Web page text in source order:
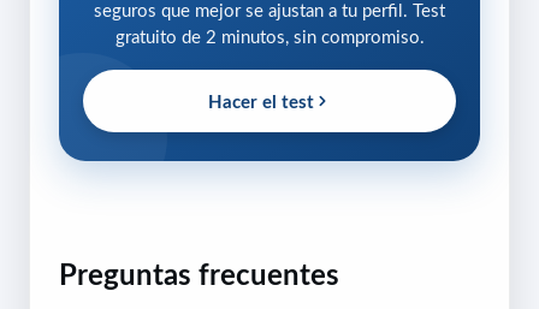
seguros que mejor se ajustan a tu perfil. Test
gratuito de 2 minutos, sin compromiso.
Hacer el test
Preguntas frecuentes